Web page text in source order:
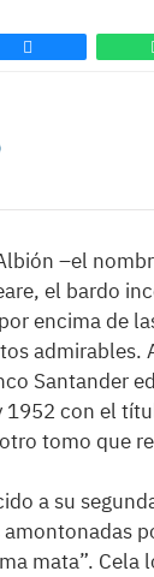
–el
el bardo
encima de
Santander
con el
tomo que
a su
mata”.